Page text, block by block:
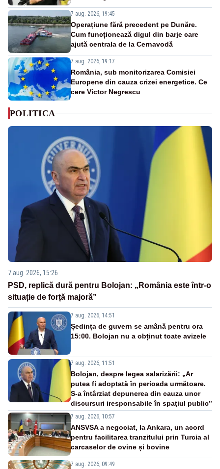
7 aug. 2026, 19:45
Operațiune fără precedent pe Dunăre.
Cum funcționează digul din barje care
ajută centrala de la Cernavodă
7 aug. 2026, 19:17
România, sub monitorizarea Comisiei
Europene din cauza crizei energetice. Ce
cere Victor Negrescu
POLITICA
7 aug. 2026, 15:26
PSD, replică dură pentru Bolojan: „România este într-o
situație de forță majoră”
7 aug. 2026, 14:51
Ședința de guvern se amână pentru ora
15:00. Bolojan nu a obținut toate avizele
7 aug. 2026, 11:51
Bolojan, despre legea salarizării: „Ar
putea fi adoptată în perioada următoare.
S-a întârziat depunerea din cauza unor
discursuri iresponsabile în spaţiul public”
7 aug. 2026, 10:57
ANSVSA a negociat, la Ankara, un acord
pentru facilitarea tranzitului prin Turcia al
carcaselor de ovine și bovine
7 aug. 2026, 09:49